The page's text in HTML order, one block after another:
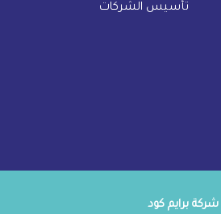
تأسيس الشركات
شركة برايم كود